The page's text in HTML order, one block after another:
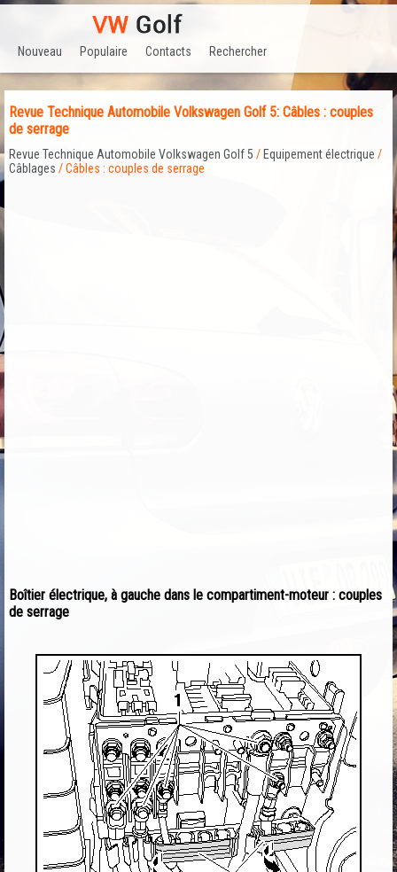
Nouveau Populaire Contacts Rechercher
Revue Technique Automobile Volkswagen Golf 5: Câbles : couples
de serrage
Revue Technique Automobile Volkswagen Golf 5 / Equipement électrique /
Câblages / Câbles : couples de serrage
Boîtier électrique, à gauche dans le compartiment-moteur : couples
de serrage